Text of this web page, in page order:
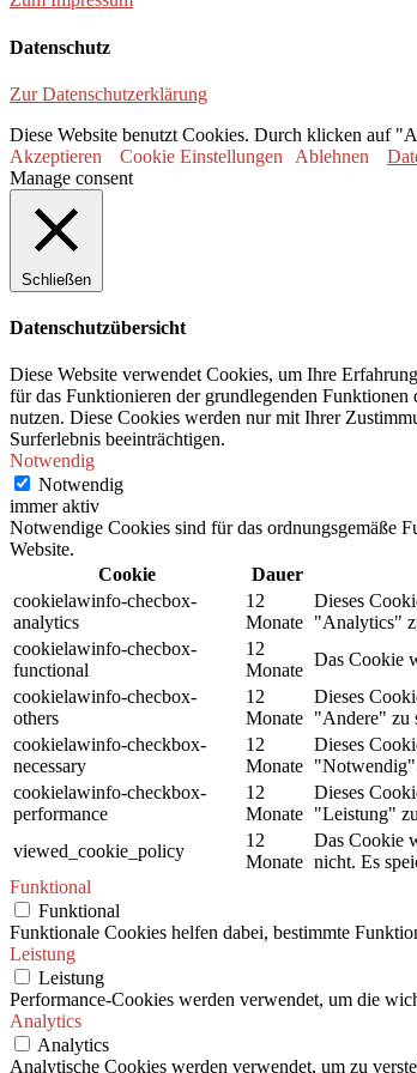
Datenschutz
Zur Datenschutzerklärung
Diese Website benutzt Cookies. Durch klicken auf
Akzeptieren
Cookie Einstellungen Ablehnen
Manage consent
Schließen
Datenschutzübersicht
Diese Website verwendet Cookies, um Ihre
für das Funktionieren der grundlegenden
nutzen. Diese Cookies werden nur mit Ihrer
Surferlebnis beeinträchtigen.
Notwendig
Notwendig
immer aktiv
Notwendige Cookies sind für das ordnungsgemäße
Website.
Cookie
Dauer
cookielawinfo-checbox-
analytics
12
Monate
Dieses
"Analytics"
cookielawinfo-checbox-
functional
12
Monate
Das Cookie
cookielawinfo-checbox-
others
12
Monate
Dieses
"Andere" zu
cookielawinfo-checkbox-
necessary
12
Monate
Dieses
"Notwendig"
cookielawinfo-checkbox-
performance
12
Monate
Dieses
"Leistung"
viewed_cookie_policy
12
Monate
Das Cookie
nicht. Es
Funktional
Funktional
Funktionale Cookies helfen dabei, bestimmte
Leistung
Leistung
Performance-Cookies werden verwendet, um die
Analytics
Analytics
Analytische Cookies werden verwendet, um zu